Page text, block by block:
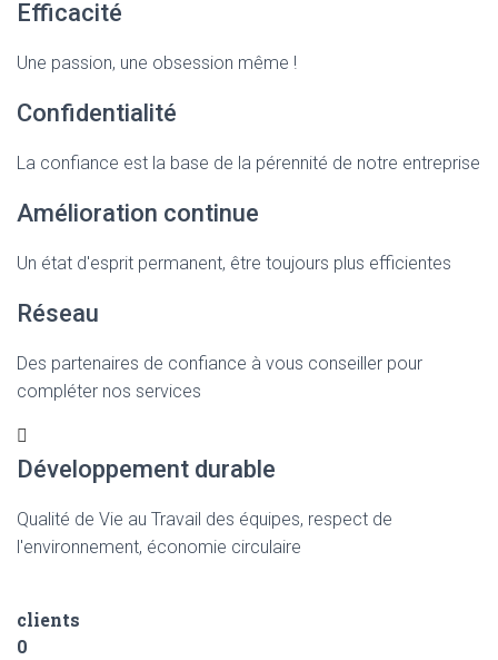
Efficacité
Une passion, une obsession même !
Confidentialité
La confiance est la base de la pérennité de notre entreprise
Amélioration continue
Un état d'esprit permanent, être toujours plus efficientes
Réseau
Des partenaires de confiance à vous conseiller pour
compléter nos services
Développement durable
Qualité de Vie au Travail des équipes, respect de
l'environnement, économie circulaire
clients
0